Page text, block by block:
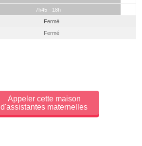
7h45 - 18h
Fermé
Fermé
Appeler cette maison
d'assistantes maternelles